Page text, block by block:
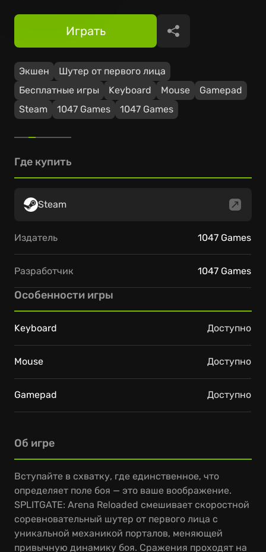
Экшен
Шутер от первого лица
Бесплатные игры
Keyboard Mouse
Gamepad
Steam
1047 Games 1047 Games
Играть Поделиться
Об игре
Вступайте в схватку, где единственное, что
определяет поле боя — это ваше воображение.
SPLITGATE: Arena Reloaded смешивает скоростной
соревновательный шутер от первого лица с
уникальной механикой порталов, меняющей
привычную динамику боя. Сражения проходят на
Где купить
Steam
Издатель 1047 Games
Разработчик 1047 Games
Особенности игры
Keyboard Доступно
Mouse Доступно
Gamepad Доступно